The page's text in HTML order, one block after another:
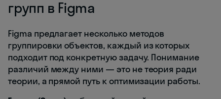
групп в Figma
Figma предлагает несколько методов
группировки объектов, каждый из которых
подходит под конкретную задачу. Понимание
различий между ними — это не теория ради
теории, а прямой путь к оптимизации работы.